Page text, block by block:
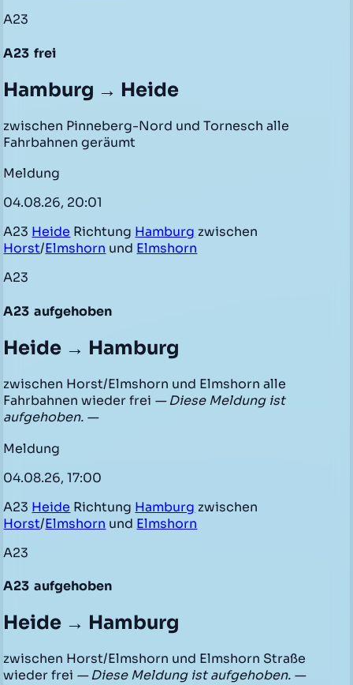
A23
A23 frei
Hamburg → Heide
zwischen Pinneberg-Nord und Tornesch alle
Fahrbahnen geräumt
Meldung
04.08.26, 20:01
A23 Heide Richtung Hamburg zwischen
Horst/Elmshorn und Elmshorn
A23
A23 aufgehoben
Heide → Hamburg
zwischen Horst/Elmshorn und Elmshorn alle
Fahrbahnen wieder frei — Diese Meldung ist
aufgehoben. —
Meldung
04.08.26, 17:00
A23 Heide Richtung Hamburg zwischen
Horst/Elmshorn und Elmshorn
A23
A23 aufgehoben
Heide → Hamburg
zwischen Horst/Elmshorn und Elmshorn Straße
wieder frei — Diese Meldung ist aufgehoben. —